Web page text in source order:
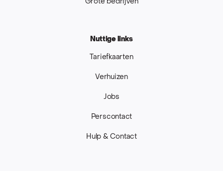
Grote bedrijven
Nuttige links
Tariefkaarten
Verhuizen
Jobs
Perscontact
Hulp & Contact